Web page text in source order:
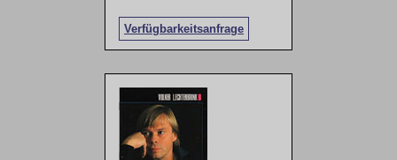
Verfügbarkeitsanfrage